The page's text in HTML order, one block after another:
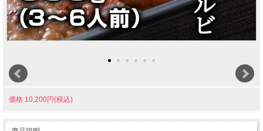
価格:10,200円(税込)